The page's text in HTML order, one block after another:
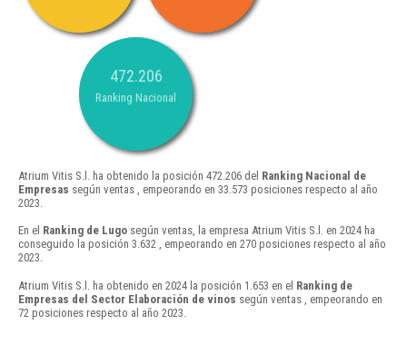
472.206
Ranking Nacional
Atrium Vitis S.l. ha obtenido la posición 472.206 del Ranking Nacional de
Empresas según ventas , empeorando en 33.573 posiciones respecto al año
2023.
En el Ranking de Lugo según ventas, la empresa Atrium Vitis S.l. en 2024 ha
conseguido la posición 3.632 , empeorando en 270 posiciones respecto al año
2023.
Atrium Vitis S.l. ha obtenido en 2024 la posición 1.653 en el Ranking de
Empresas del Sector Elaboración de vinos según ventas , empeorando en
72 posiciones respecto al año 2023.